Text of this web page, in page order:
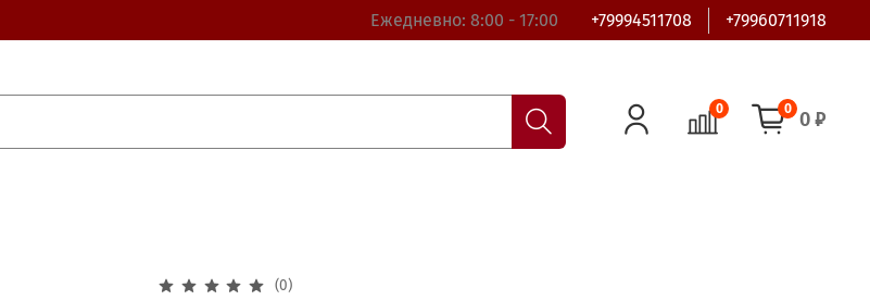
Ежедневно: 8:00 - 17:00 +79994511708 +79960711918
0 0 0 ₽
(0)